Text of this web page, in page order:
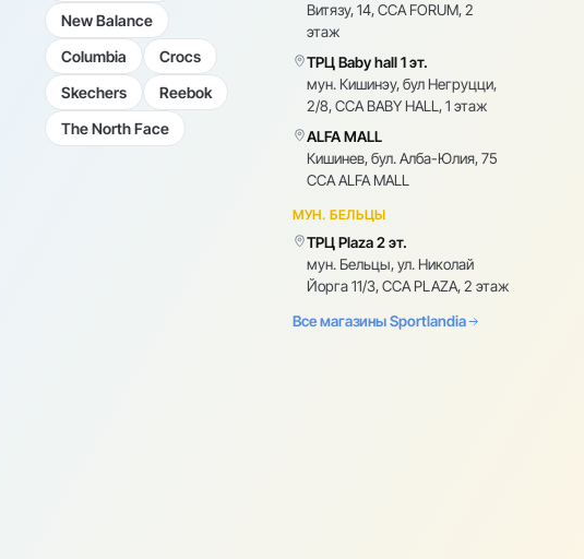
New Balance
Columbia
Crocs
Skechers
Reebok
The North Face
Витязу, 14, CCA FORUM, 2
этаж
ТРЦ Baby hall 1 эт.
мун. Кишинэу, бул Негруцци,
2/8, CCA BABY HALL, 1 этаж
ALFA MALL
Кишинев, бул. Алба-Юлия, 75
CCA ALFA MALL
МУН. БЕЛЬЦЫ
ТРЦ Plaza 2 эт.
мун. Бельцы, ул. Николай
Йорга 11/3, CCA PLAZA, 2 этаж
Все магазины Sportlandia